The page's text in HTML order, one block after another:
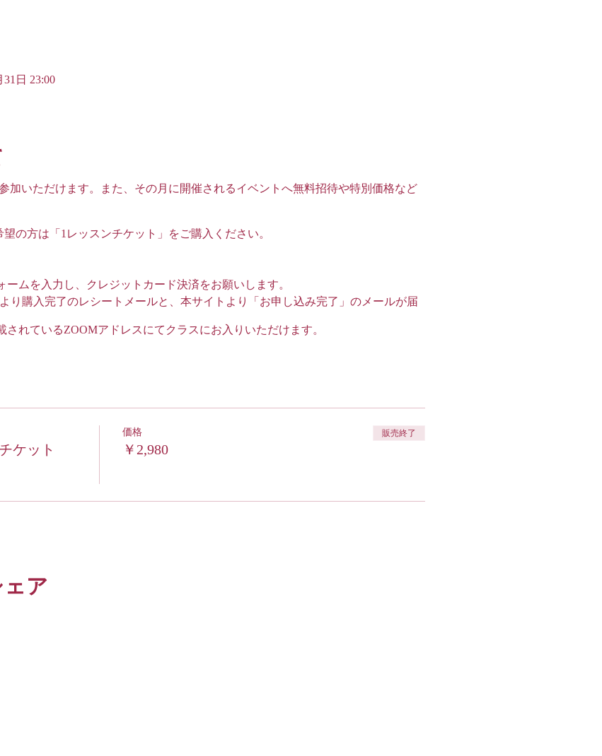
31日 23:00
加いただけます。また、その月に開催されるイベントへ無料招待や特別価格など
の方は「1レッスンチケット」をご購入ください。
ムを入力し、クレジットカード決済をお願いします。
り購入完了のレシートメールと、本サイトより「お申し込み完了」のメールが届
れているZOOMアドレスにてクラスにお入りいただけます。
”が必要となりますので、パソコンまたはスマートフォンでダウンロードをお願い
せん。ご自身のご都合に合わせて好きなセッションにご参加ください。
が可能です。
回っていても、洗濯物がそのまんまでもみんな同じなので大丈夫です。
理由でも返金はできません。
ケット
価格
￥2,980
販売終了
ア